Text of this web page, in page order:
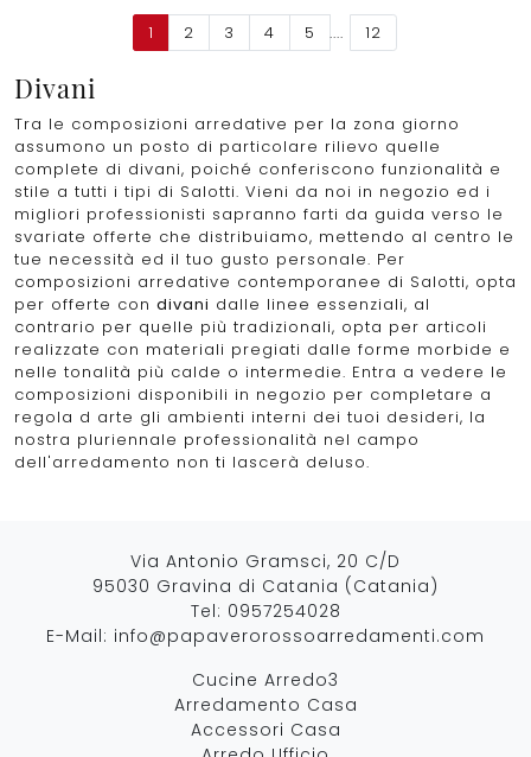
1 2 3 4 5 .... 12
Divani
Tra le composizioni arredative per la zona giorno
assumono un posto di particolare rilievo quelle
complete di divani, poiché conferiscono funzionalità e
stile a tutti i tipi di Salotti. Vieni da noi in negozio ed i
migliori professionisti sapranno farti da guida verso le
svariate offerte che distribuiamo, mettendo al centro le
tue necessità ed il tuo gusto personale. Per
composizioni arredative contemporanee di Salotti, opta
per offerte con divani dalle linee essenziali, al
contrario per quelle più tradizionali, opta per articoli
realizzate con materiali pregiati dalle forme morbide e
nelle tonalità più calde o intermedie. Entra a vedere le
composizioni disponibili in negozio per completare a
regola d arte gli ambienti interni dei tuoi desideri, la
nostra pluriennale professionalità nel campo
dell'arredamento non ti lascerà deluso.
Via Antonio Gramsci, 20 C/D
95030 Gravina di Catania (Catania)
Tel: 0957254028
E-Mail: info@papaverorossoarredamenti.com
Cucine Arredo3
Arredamento Casa
Accessori Casa